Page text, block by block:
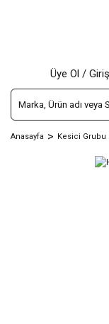
Üye Ol /
Anasayfa Kesici Grubu